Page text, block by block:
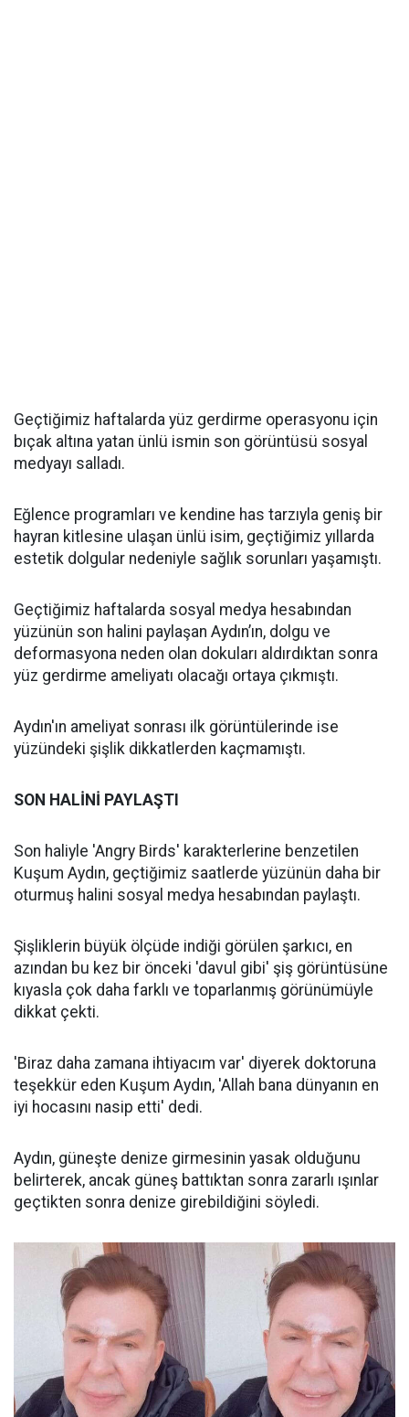
Geçtiğimiz haftalarda yüz gerdirme operasyonu için
bıçak altına yatan ünlü ismin son görüntüsü sosyal
medyayı salladı.
Eğlence programları ve kendine has tarzıyla geniş bir
hayran kitlesine ulaşan ünlü isim, geçtiğimiz yıllarda
estetik dolgular nedeniyle sağlık sorunları yaşamıştı.
Geçtiğimiz haftalarda sosyal medya hesabından
yüzünün son halini paylaşan Aydın’ın, dolgu ve
deformasyona neden olan dokuları aldırdıktan sonra
yüz gerdirme ameliyatı olacağı ortaya çıkmıştı.
Aydın'ın ameliyat sonrası ilk görüntülerinde ise
yüzündeki şişlik dikkatlerden kaçmamıştı.
SON HALİNİ PAYLAŞTI
Son haliyle 'Angry Birds' karakterlerine benzetilen
Kuşum Aydın, geçtiğimiz saatlerde yüzünün daha bir
oturmuş halini sosyal medya hesabından paylaştı.
Şişliklerin büyük ölçüde indiği görülen şarkıcı, en
azından bu kez bir önceki 'davul gibi' şiş görüntüsüne
kıyasla çok daha farklı ve toparlanmış görünümüyle
dikkat çekti.
'Biraz daha zamana ihtiyacım var' diyerek doktoruna
teşekkür eden Kuşum Aydın, 'Allah bana dünyanın en
iyi hocasını nasip etti' dedi.
Aydın, güneşte denize girmesinin yasak olduğunu
belirterek, ancak güneş battıktan sonra zararlı ışınlar
geçtikten sonra denize girebildiğini söyledi.